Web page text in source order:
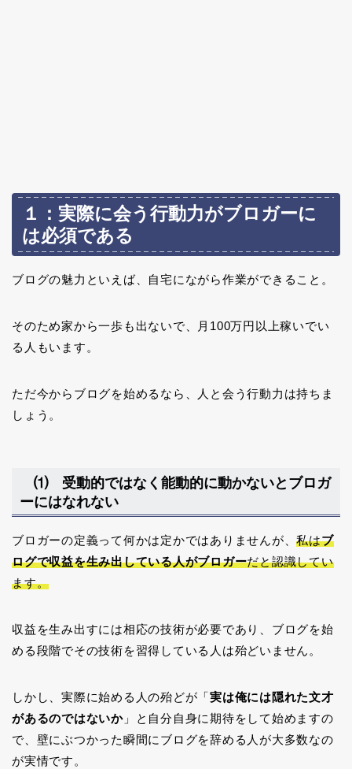
１：実際に会う行動力がブロガーに
は必須である
ブログの魅力といえば、自宅にながら作業ができること。
そのため家から一歩も出ないで、月100万円以上稼いでい
る人もいます。
ただ今からブログを始めるなら、人と会う行動力は持ちま
しょう。
⑴ 受動的ではなく能動的に動かないとブロガ
ーにはなれない
ブロガーの定義って何かは定かではありませんが、私はブ
ログで収益を生み出している人がブロガーだと認識してい
ます。
収益を生み出すには相応の技術が必要であり、ブログを始
める段階でその技術を習得している人は殆どいません。
しかし、実際に始める人の殆どが「実は俺には隠れた文才
があるのではないか」と自分自身に期待をして始めますの
で、壁にぶつかった瞬間にブログを辞める人が大多数なの
が実情です。